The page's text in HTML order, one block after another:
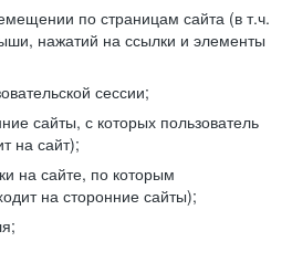
по страницам сайта (в т.ч.
нажатий на ссылки и элементы
сессии;
сайты, с которых пользователь
на сайт);
на сайте, по которым
на сторонние сайты);